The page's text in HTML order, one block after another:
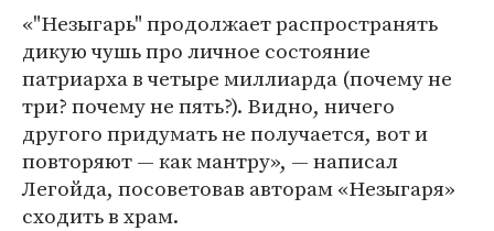
«"Незыгарь" продолжает распространять
дикую чушь про личное состояние
патриарха в четыре миллиарда (почему не
три? почему не пять?). Видно, ничего
другого придумать не получается, вот и
повторяют — как мантру», — написал
Легойда, посоветовав авторам «Незыгаря»
сходить в храм.